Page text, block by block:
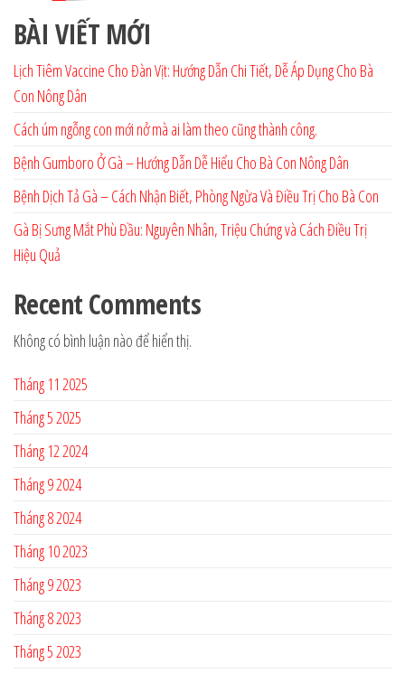
BÀI VIẾT MỚI
Lịch Tiêm Vaccine Cho Đàn Vịt: Hướng Dẫn Chi Tiết, Dễ Áp Dụng Cho Bà
Con Nông Dân
Cách úm ngỗng con mới nở mà ai làm theo cũng thành công.
Bệnh Gumboro Ở Gà – Hướng Dẫn Dễ Hiểu Cho Bà Con Nông Dân
Bệnh Dịch Tả Gà – Cách Nhận Biết, Phòng Ngừa Và Điều Trị Cho Bà Con
Gà Bị Sưng Mắt Phù Đầu: Nguyên Nhân, Triệu Chứng và Cách Điều Trị
Hiệu Quả
Recent Comments
Không có bình luận nào để hiển thị.
Tháng 11 2025
Tháng 5 2025
Tháng 12 2024
Tháng 9 2024
Tháng 8 2024
Tháng 10 2023
Tháng 9 2023
Tháng 8 2023
Tháng 5 2023